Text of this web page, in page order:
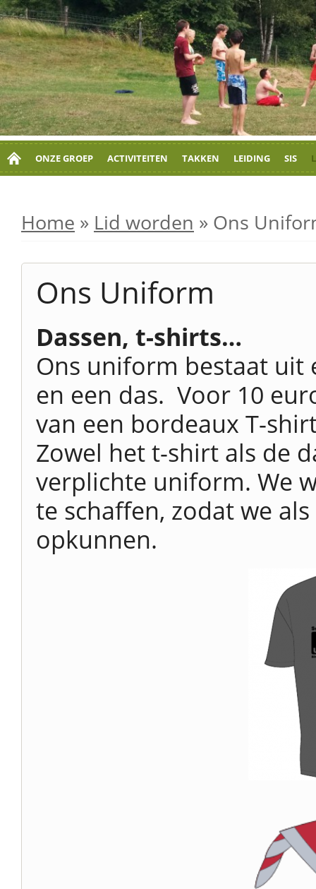
ONZE GROEP ACTIVITEITEN TAKKEN LEIDING SIS
Home » Lid worden » Ons
Ons Uniform
Dassen, t-shirts…
Ons uniform bestaat uit
en een das. Voor 10
van een bordeaux T-
Zowel het t-shirt als de
verplichte uniform. We
te schaffen, zodat we
opkunnen.